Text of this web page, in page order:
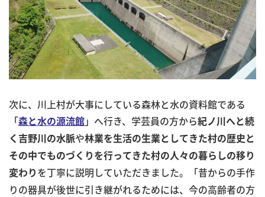
次に、川上村が大事にしている森林と水の資料館である
「森と水の源流館 」へ行き、学芸員の方から紀ノ川へと続
く吉野川の水脈や林業を生活の生業としてきた村の歴史と
その中でものづくりを行ってきた村の人々の暮らしの移り
変わり を丁寧に説明していただきました。「昔からの手作
りの器具が後世に引き継がれるためには、今の高齢者の方